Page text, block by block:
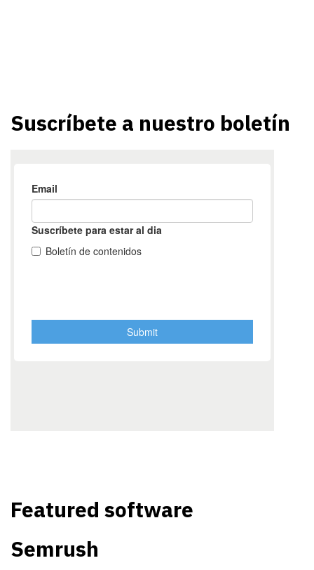
Suscríbete a nuestro boletín
Featured software
Semrush